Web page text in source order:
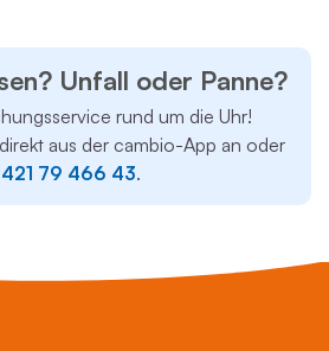
Unfall oder Panne?
rund um die Uhr!
aus der cambio-App an oder
79 466 43.